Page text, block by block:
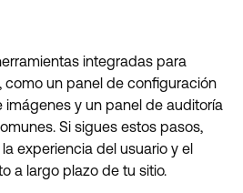
integradas para
como un panel de configuración
imágenes y un panel de auditoría
Si sigues estos pasos,
experiencia del usuario y el
a largo plazo de tu sitio.